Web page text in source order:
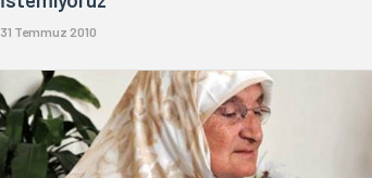
31 Temmuz 2010